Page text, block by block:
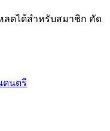
ลดได้สำหรับสมาชิก คัด
ดนตรี